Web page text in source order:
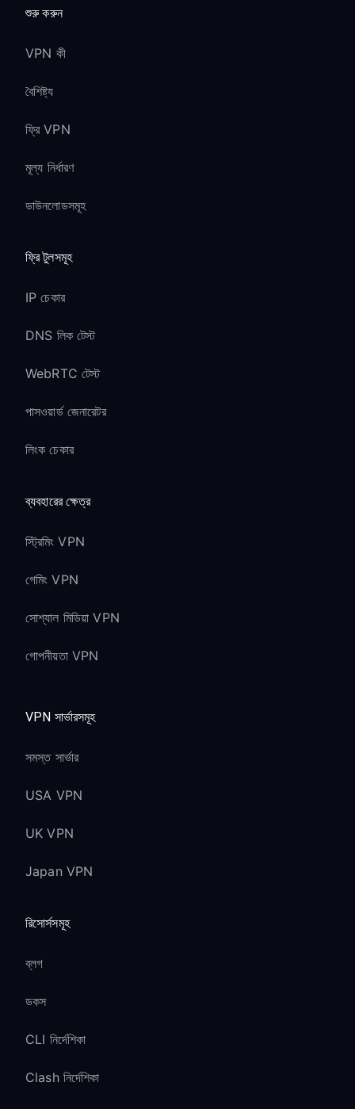
শুরু করুন
VPN কী
বৈশিষ্ট্য
ফ্রি VPN
মূল্য নির্ধারণ
ডাউনলোডসমূহ
ফ্রি টুলসমূহ
IP চেকার
DNS লিক টেস্ট
WebRTC টেস্ট
পাসওয়ার্ড জেনারেটর
লিংক চেকার
ব্যবহারের ক্ষেত্র
স্ট্রিমিং VPN
গেমিং VPN
সোশ্যাল মিডিয়া VPN
গোপনীয়তা VPN
VPN সার্ভারসমূহ
সমস্ত সার্ভার
USA VPN
UK VPN
Japan VPN
রিসোর্সসমূহ
ব্লগ
ডকস
CLI নির্দেশিকা
Clash নির্দেশিকা